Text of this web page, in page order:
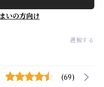
いの方向け
通報する
(69)